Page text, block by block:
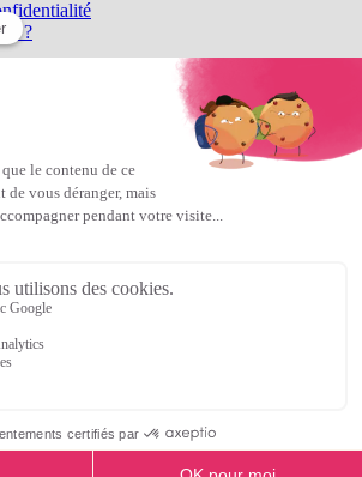
?
bijoux
les perles
cristal Preciosa, les perles Miyuki perles et
Gold Filled, perles de rocaille Preciosa
or Voir le panier